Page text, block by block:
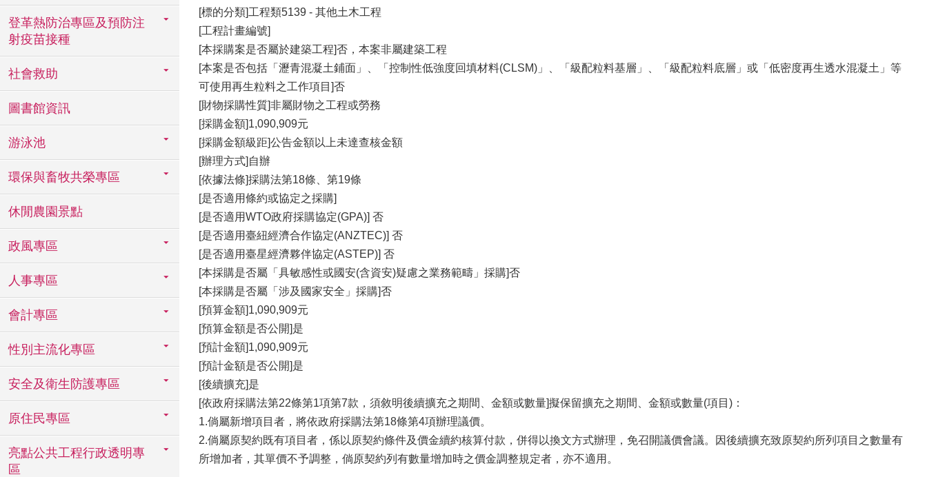
登革熱防治專區及預防注
射疫苗接種
社會救助
圖書館資訊
游泳池
環保與畜牧共榮專區
休閒農園景點
政風專區
人事專區
會計專區
性別主流化專區
安全及衛生防護專區
原住民專區
亮點公共工程行政透明專
區
[標的分類]工程類5139 - 其他土木工程
[工程計畫編號]
[本採購案是否屬於建築工程]否，本案非屬建築工程
[本案是否包括「瀝青混凝土鋪面」、「控制性低強度回填材料(CLSM)」、「級配粒料基層」、「級配粒料底層」或「低密度再生透水混凝土」等
可使用再生粒料之工作項目]否
[財物採購性質]非屬財物之工程或勞務
[採購金額]1,090,909元
[採購金額級距]公告金額以上未達查核金額
[辦理方式]自辦
[依據法條]採購法第18條、第19條
[是否適用條約或協定之採購]
[是否適用WTO政府採購協定(GPA)] 否
[是否適用臺紐經濟合作協定(ANZTEC)] 否
[是否適用臺星經濟夥伴協定(ASTEP)] 否
[本採購是否屬「具敏感性或國安(含資安)疑慮之業務範疇」採購]否
[本採購是否屬「涉及國家安全」採購]否
[預算金額]1,090,909元
[預算金額是否公開]是
[預計金額]1,090,909元
[預計金額是否公開]是
[後續擴充]是
[依政府採購法第22條第1項第7款，須敘明後續擴充之期間、金額或數量]擬保留擴充之期間、金額或數量(項目)：
1.倘屬新增項目者，將依政府採購法第18條第4項辦理議價。
2.倘屬原契約既有項目者，係以原契約條件及價金續約核算付款，併得以換文方式辦理，免召開議價會議。因後續擴充致原契約所列項目之數量有
所增加者，其單價不予調整，倘原契約列有數量增加時之價金調整規定者，亦不適用。